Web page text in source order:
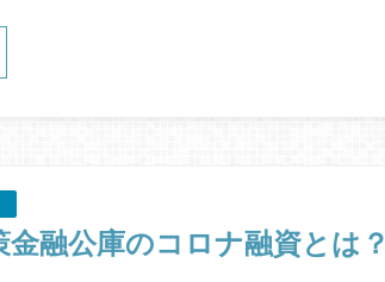
金融公庫のコロナ融資とは？